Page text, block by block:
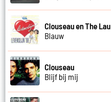
Clouseau en The Lau
Blauw
Clouseau
Blijf bij mij